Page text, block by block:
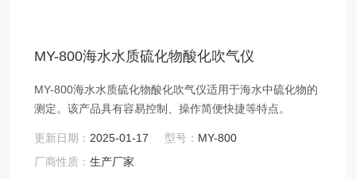
MY-800海水水质硫化物酸化吹气仪
MY-800海水水质硫化物酸化吹气仪适用于海水中硫化物的
测定。该产品具有容易控制、操作简便快捷等特点。
更新日期： 2025-01-17 型号： MY-800
厂商性质：生产厂家